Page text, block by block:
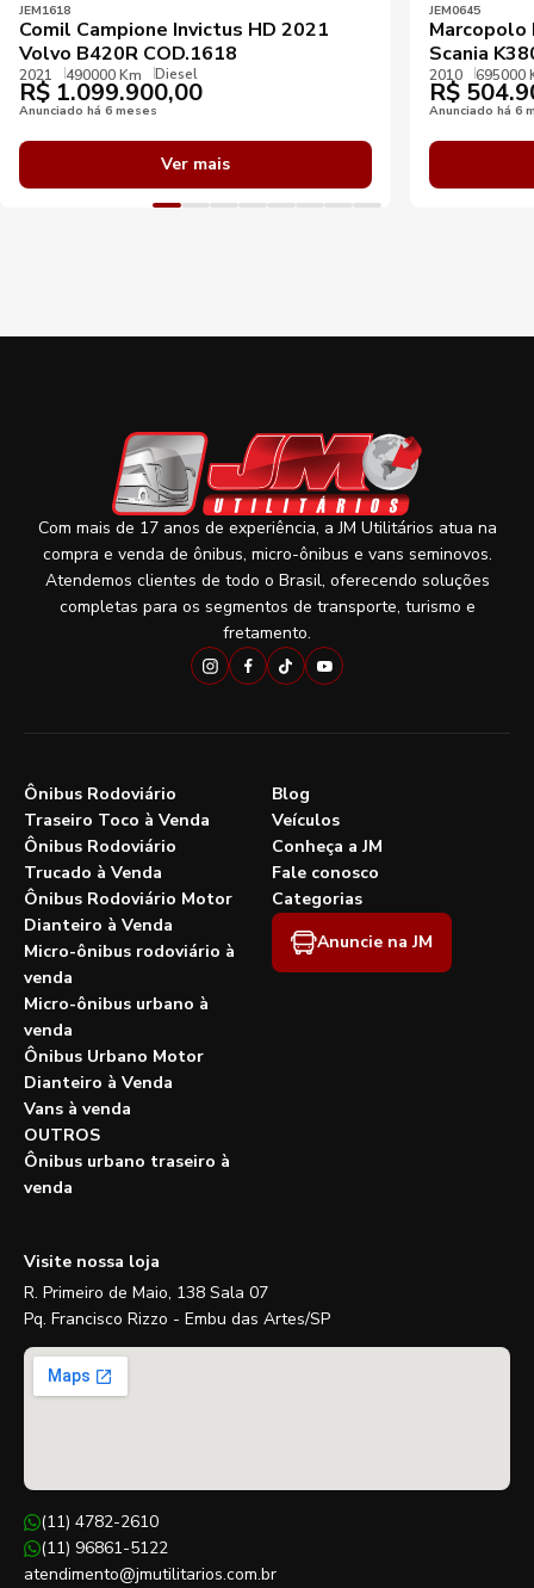
JEM1618
Comil Campione Invictus HD 2021
Volvo B420R COD.1618
2021 490000 Km Diesel
R$ 1.099.900,00
Anunciado há 6 meses
Ver mais
JEM0645
Marcopolo
Scania
2010 695000
R$
Anunciado há 6
Com mais de 17 anos de experiência, a JM Utilitários atua na
compra e venda de ônibus, micro-ônibus e vans seminovos.
Atendemos clientes de todo o Brasil, oferecendo soluções
completas para os segmentos de transporte, turismo e
fretamento.
Ônibus Rodoviário
Traseiro Toco à Venda
Ônibus Rodoviário
Trucado à Venda
Ônibus Rodoviário Motor
Dianteiro à Venda
Micro-ônibus rodoviário à
venda
Micro-ônibus urbano à
venda
Ônibus Urbano Motor
Dianteiro à Venda
Vans à venda
OUTROS
Ônibus urbano traseiro à
venda
Blog
Veículos
Conheça a JM
Fale conosco
Categorias
Anuncie na JM
Visite nossa loja
R. Primeiro de Maio, 138 Sala 07
Pq. Francisco Rizzo - Embu das Artes/SP
(11) 4782-2610
(11) 96861-5122
atendimento@jmutilitarios.com.br